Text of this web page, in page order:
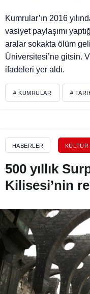
Kumrular’ın 2016
vasiyet paylaşımı
aralar sokakta ölüm
Üniversitesi’ne gitsin.
ifadeleri yer aldı.
# KUMRULAR #
HABERLER
500 yıllık
Kilisesi’nin